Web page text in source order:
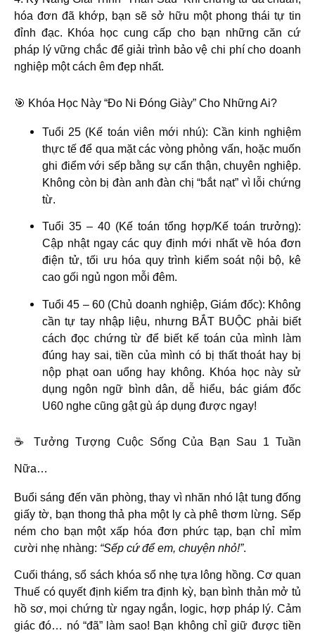
hóa đơn đã khớp, bạn sẽ sở hữu một phong thái tự tin
đỉnh đạc. Khóa học cung cấp cho bạn những căn cứ
pháp lý vững chắc để giải trình bảo vệ chi phí cho doanh
nghiệp một cách êm đẹp nhất.
🎯 Khóa Học Này “Đo Ni Đóng Giày” Cho Những Ai?
Tuổi 25 (Kế toán viên mới nhú): Cần kinh nghiệm
thực tế để qua mặt các vòng phỏng vấn, hoặc muốn
ghi điểm với sếp bằng sự cẩn thận, chuyên nghiệp.
Không còn bị đàn anh đàn chị “bắt nạt” vì lỗi chứng
từ.
Tuổi 35 – 40 (Kế toán tổng hợp/Kế toán trưởng):
Cập nhật ngay các quy định mới nhất về hóa đơn
điện tử, tối ưu hóa quy trình kiểm soát nội bộ, kê
cao gối ngủ ngon mỗi đêm.
Tuổi 45 – 60 (Chủ doanh nghiệp, Giám đốc): Không
cần tự tay nhập liệu, nhưng BẮT BUỘC phải biết
cách đọc chứng từ để biết kế toán của mình làm
đúng hay sai, tiền của mình có bị thất thoát hay bị
nộp phạt oan uổng hay không. Khóa học này sử
dụng ngôn ngữ bình dân, dễ hiểu, bác giám đốc
U60 nghe cũng gật gù áp dụng được ngay!
☕ Tưởng Tượng Cuộc Sống Của Bạn Sau 1 Tuần
Nữa…
Buổi sáng đến văn phòng, thay vì nhăn nhó lật tung đống
giấy tờ, bạn thong thả pha một ly cà phê thơm lừng. Sếp
ném cho bạn một xấp hóa đơn phức tạp, bạn chỉ mỉm
cười nhẹ nhàng: “Sếp cứ để em, chuyện nhỏ!”.
Cuối tháng, sổ sách khóa sổ nhẹ tựa lông hồng. Cơ quan
Thuế có quyết định kiểm tra định kỳ, bạn bình thản mở tủ
hồ sơ, mọi chứng từ ngay ngắn, logic, hợp pháp lý. Cảm
giác đó… nó “đã” làm sao! Bạn không chỉ giữ được tiền